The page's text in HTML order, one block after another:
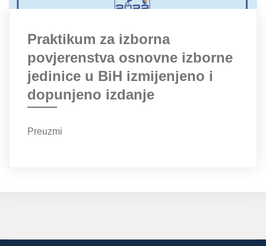
Praktikum za izborna
povjerenstva osnovne izborne
jedinice u BiH izmijenjeno i
dopunjeno izdanje
Preuzmi